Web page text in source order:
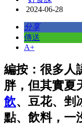
2024-06-28
分享
傳送
A+
編按：很多人
胖，但其實夏
飲、豆花、剉
點、飲料，一